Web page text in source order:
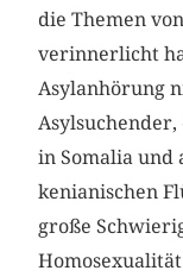
die Themen
verinnerlicht
Asylanhörung
in Somalia und
kenianischen
große
Homosexualität